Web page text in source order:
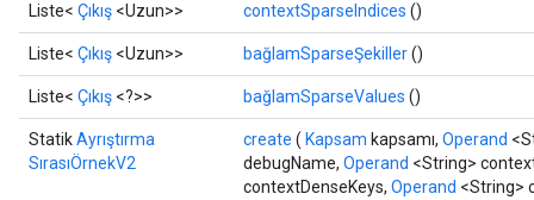
Liste< Çıkış <Uzun>> contextSparseIndices ()
Liste< Çıkış <Uzun>> bağlamSparseŞekiller()
Liste< Çıkış <?>> bağlamSparseValues ​​()
StatikAyrıştırma
SırasıÖrnekV2
create ( Kapsam kapsamı, Operand
debugName, Operand <String>
contextDenseKeys, Operand <String>